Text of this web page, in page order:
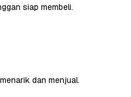
siap membeli.
dan menjual.